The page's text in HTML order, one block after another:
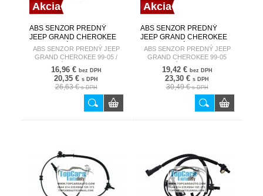
Akcia
ABS SENZOR PREDNÝ
JEEP GRAND CHEROKEE
99-05 /ĽAVÝ/ 56041317AB
ABS SENZOR PREDNÝ JEEP
GRAND CHEROKEE 99-05 /
ĽAVÝ/ 56041317AB
16,96 € bez DPH
20,35 € s DPH
26,63 €s DPH
Akcia
ABS SENZOR PREDNÝ
JEEP GRAND CHEROKEE
99-05 /PRAVÝ/ 56041316AA
ABS SENZOR PREDNÝ JEEP
GRAND CHEROKEE 99-05
/PRAVÝ/ 56041316AA
19,42 € bez DPH
23,30 € s DPH
30,49 €s DPH